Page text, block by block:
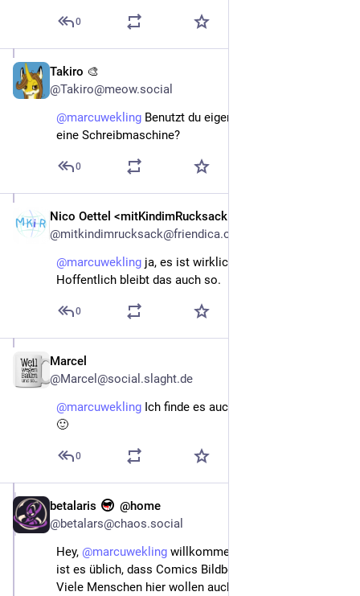
0
Takiro 🎨
@Takiro@meow.social
@marcuwekling Benutzt du eigentlich wirklich noch
eine Schreibmaschine?
0
Nico Oettel <mitKindimRucksack.de>
@marcuwekling ja, es ist wirklich angenehm.
Hoffentlich bleibt das auch so.
0
Marcel
@Marcel@social.slaght.de
@marcuwekling Ich finde es auch sehr angenehm hier
🙂
0
betalaris
@home
@betalars@chaos.social
Hey, @marcuwekling willkommen im Fediverse. Hier
ist es üblich, dass Comics Bildbeschreibungen haben.
Viele Menschen hier wollen auch nichts retrooten,